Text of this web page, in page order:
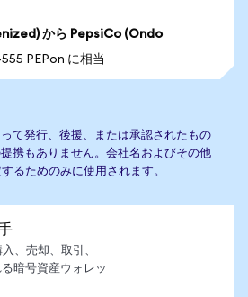
から PepsiCo (Ondo
PEPon に相当
て発行、後援、または承認されたもの
携もありません。会社名およびその他
るためのみに使用されます。
、売却、取引、
暗号資産ウォレッ